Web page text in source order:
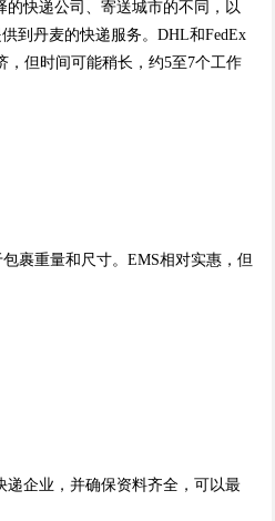
快递公司、寄送城市的不同，以
到丹麦的快递服务。DHL和FedEx
，但时间可能稍长，约5至7个工作
裹重量和尺寸。EMS相对实惠，但
递企业，并确保资料齐全，可以最